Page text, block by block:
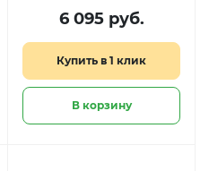
эвкалиптом
6 095 руб.
Купить в 1 клик
В корзину